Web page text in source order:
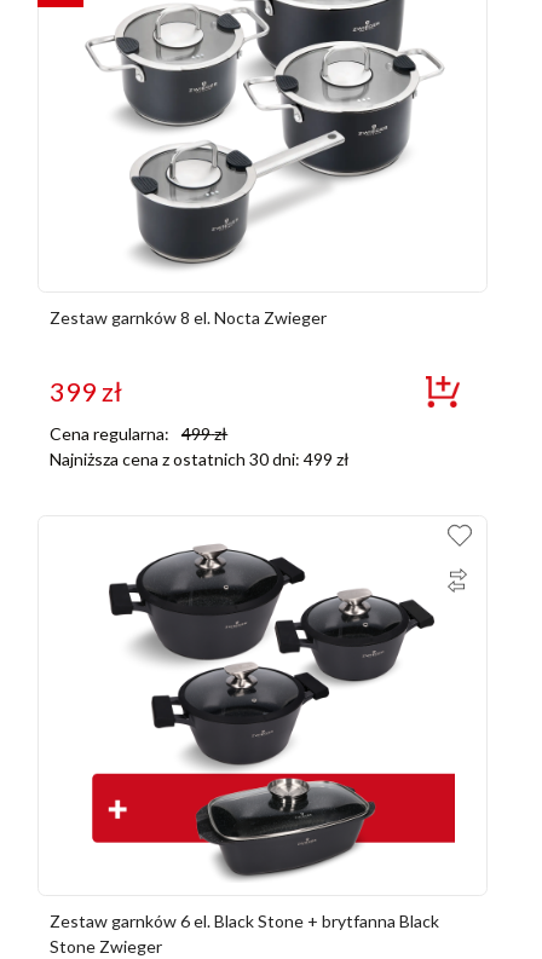
Zestaw garnków 8 el. Nocta Zwieger
399zł
Cena regularna: 499zł
Najniższa cena z ostatnich 30 dni:499 zł
Zestaw garnków 6 el. Black Stone + brytfanna Black
Stone Zwieger